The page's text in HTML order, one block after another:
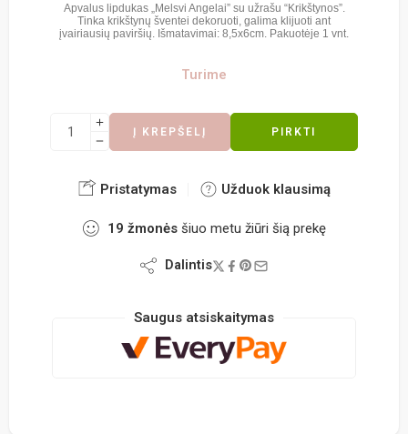
Apvalus lipdukas „Melsvi Angelai” su užrašu “Krikštynos”.
Tinka krikštynų šventei dekoruoti, galima klijuoti ant
įvairiausių paviršių. Išmatavimai: 8,5x6cm. Pakuotėje 1 vnt.
Turime
Į KREPŠELĮ PIRKTI
Pristatymas Užduok klausimą
19 žmonės šiuo metu žiūri šią prekę
Dalintis
Saugus atsiskaitymas